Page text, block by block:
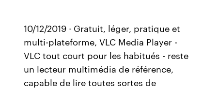
10/12/2019 · Gratuit, léger, pratique et
multi-plateforme, VLC Media Player -
VLC tout court pour les habitués - reste
un lecteur multimédia de référence,
capable de lire toutes sortes de